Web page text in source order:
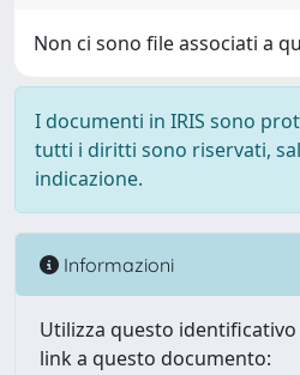
Non ci sono file associati a
I documenti in IRIS sono
tutti i diritti sono riservati,
indicazione.
Informazioni
Utilizza questo
link a questo documento: